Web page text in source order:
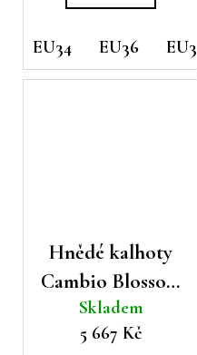
EU34 EU36 EU38
Hnědé kalhoty
Cambio Blossom
cargo
Skladem
5 667 Kč